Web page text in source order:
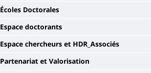
Écoles Doctorales
Espace doctorants
Espace chercheurs et HDR_Associés
Partenariat et Valorisation